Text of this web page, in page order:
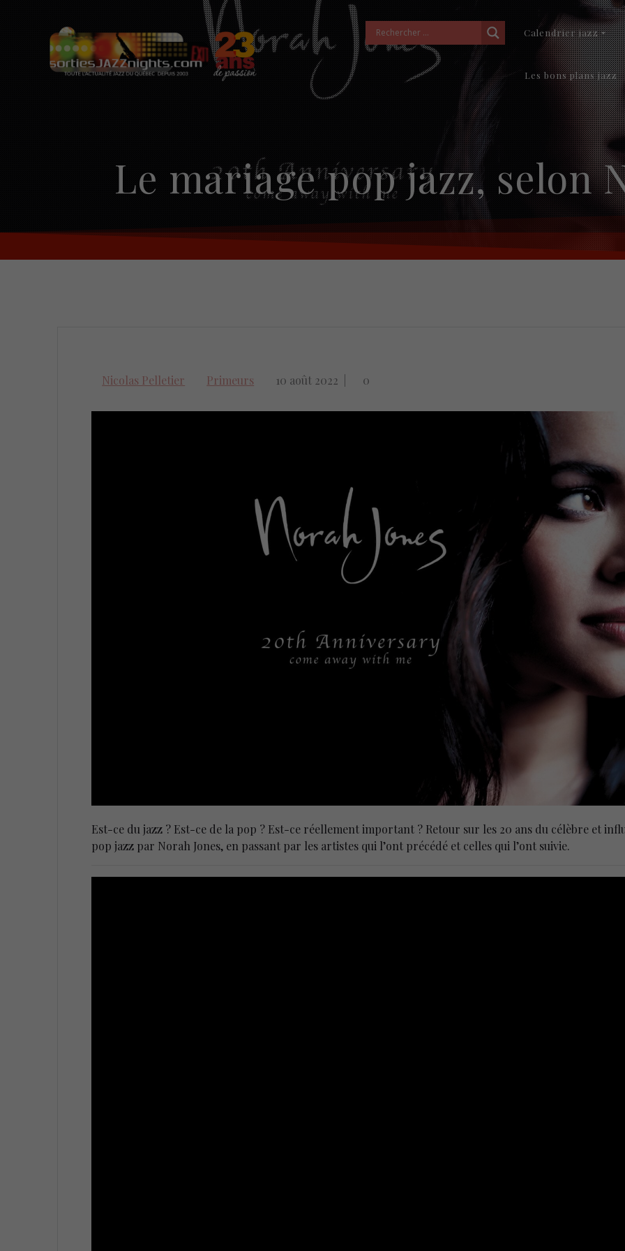
Calendrier jazz
Les bons plans jazz
Le mariage pop jazz, selon
Nicolas Pelletier Primeurs 10 août 2022 0
Est-ce du jazz ? Est-ce de la pop ? Est-ce réellement important ? Retour sur les 20 ans du célèbre et
pop jazz par Norah Jones, en passant par les artistes qui l’ont précédé et celles qui l’ont suivie.